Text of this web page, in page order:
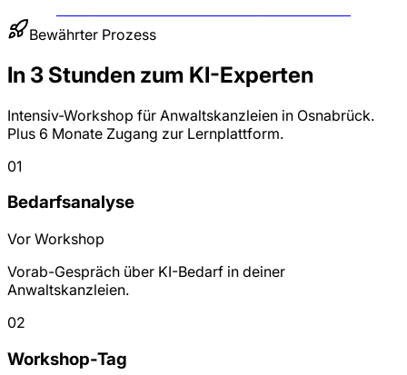
Bewährter Prozess
In 3 Stunden zum KI-Experten
Intensiv-Workshop für Anwaltskanzleien in Osnabrück.
Plus 6 Monate Zugang zur Lernplattform.
01
Bedarfsanalyse
Vor Workshop
Vorab-Gespräch über KI-Bedarf in deiner
Anwaltskanzleien.
02
Workshop-Tag